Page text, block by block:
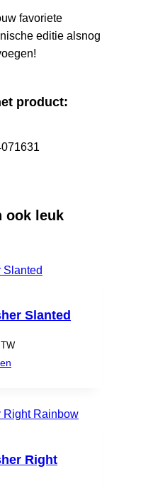
favoriete
editie alsnog
product:
ook leuk
Slanted
Right